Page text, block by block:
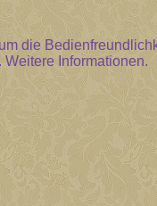
die
Weitere Informationen.